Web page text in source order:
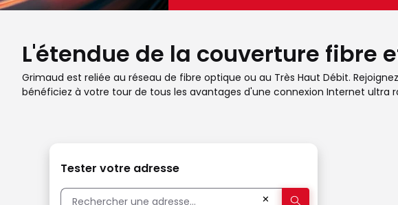
L'étendue de la couverture fibre
Grimaud est reliée au réseau de fibre optique ou au Très Haut Débit.
bénéficiez à votre tour de tous les avantages d'une connexion Internet ultra
Tester votre adresse
✕